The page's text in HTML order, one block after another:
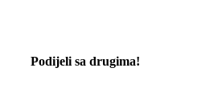
Podijeli sa drugima!